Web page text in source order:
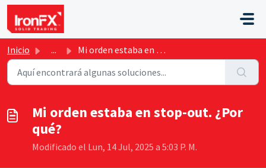
Saltar al contenido principal
Inicio ... Mi orden estaba en stop-out. ¿Por qué?
Mi orden estaba en stop-out. ¿Por
qué?
Modificado el Lun, 14 Jul, 2025 a 5:03 P. M.